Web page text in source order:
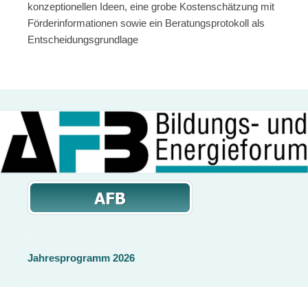
konzeptionellen Ideen, eine grobe Kostenschätzung mit
Förderinformationen sowie ein Beratungsprotokoll als
Entscheidungsgrundlage
Jahresprogramm 2026